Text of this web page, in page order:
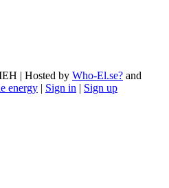
| Hosted by Who-El.se? and
energy | Sign in | Sign up